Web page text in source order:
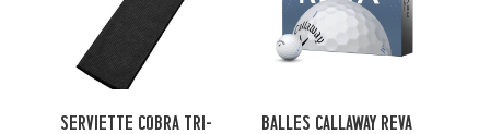
SERVIETTE COBRA TRI-
BALLES CALLAWAY REVA